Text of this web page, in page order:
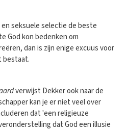
seksuele selectie de beste
God kon bedenken om
dan is zijn enige excuus voor
bestaat.
verwijst Dekker ook naar de
kan je er niet veel over
dat 'een religieuze
dat God een illusie